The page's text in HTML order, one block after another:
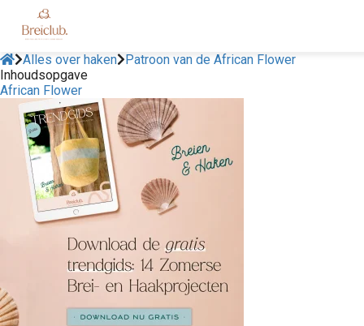
Alles over haken
Patroon van de African Flower
Inhoudsopgave
African Flower